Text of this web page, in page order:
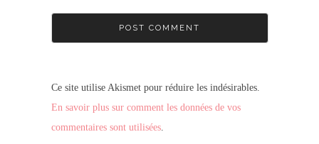
Ce site utilise Akismet pour réduire les indésirables.
En savoir plus sur comment les données de vos
commentaires sont utilisées.